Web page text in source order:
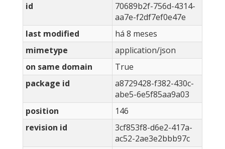
id
70689b2f-756d-4314-
aa7e-f2df7ef0e47e
last modified
há 8 meses
mimetype
application/json
on same domain
True
package id
a8729428-f382-430c-
abe5-6e5f85aa9a03
position
146
revision id
3cf853f8-d6e2-417a-
ac52-2ae3e2bbb97c